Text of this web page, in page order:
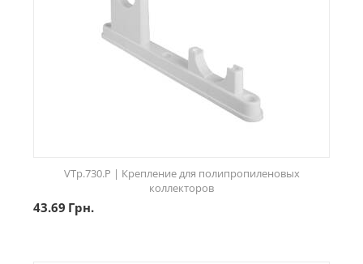
VTp.730.P | Крепление для полипропиленовых
коллекторов
43.69 Грн.